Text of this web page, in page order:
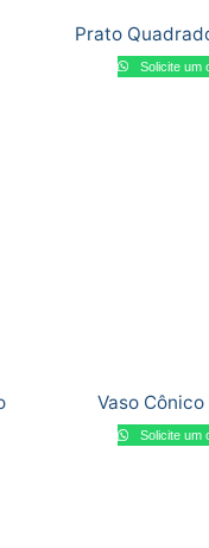
Prato
Solicite um
Vaso
Solicite um